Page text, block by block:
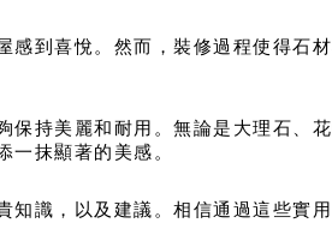
到喜悅。然而，裝修過程使得石
持美麗和耐用。無論是大理石、花
一抹顯著的美感。
識，以及建議。相信通過這些實